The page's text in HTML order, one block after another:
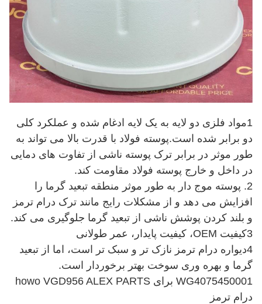
1مواد فلزی دو لایه به یک لایه ادغام شده و عملکرد کلی
دو برابر شده است.پوسته فولاد با قدرت بالا می تواند به
طور موثر در برابر ترک پوسته ناشی از تفاوت های دمایی
در داخل و خارج پوسته فولاد مقاومت کند.
2. پوسته موج دار به طور موثر منطقه تبعید گرما را
افزایش می دهد و از مشکلات رایج مانند ترک درام ترمز
و بلند کردن پوشش ناشی از تبعید گرما جلوگیری می کند.
3کیفیت OEM، کیفیت پایدار، عمر طولانی
4دیواره درام ترمز نازک تر و سبک تر است، اما از تبعید
گرما و بهره وری سوخت بهتر برخوردار است.
WG4075450001 برای howo VGD956 ALEX PARTS
درام ترمز